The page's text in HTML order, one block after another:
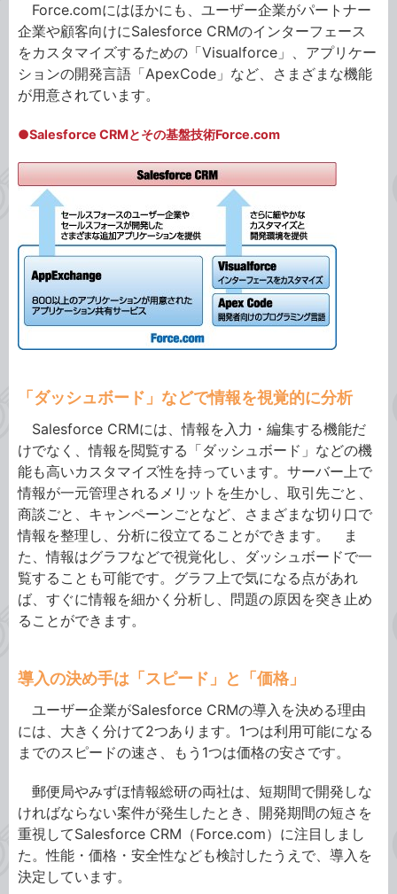
Force.comにはほかにも、ユーザー企業がパートナー
企業や顧客向けにSalesforce CRMのインターフェース
をカスタマイズするための「Visualforce」、アプリケー
ションの開発言語「ApexCode」など、さまざまな機能
が用意されています。
●Salesforce CRMとその基盤技術Force.com
「ダッシュボード」などで情報を視覚的に分析
Salesforce CRMには、情報を入力・編集する機能だ
けでなく、情報を閲覧する「ダッシュボード」などの機
能も高いカスタマイズ性を持っています。サーバー上で
情報が一元管理されるメリットを生かし、取引先ごと、
商談ごと、キャンペーンごとなど、さまざまな切り口で
情報を整理し、分析に役立てることができます。 ま
た、情報はグラフなどで視覚化し、ダッシュボードで一
覧することも可能です。グラフ上で気になる点があれ
ば、すぐに情報を細かく分析し、問題の原因を突き止め
ることができます。
導入の決め手は「スピード」と「価格」
ユーザー企業がSalesforce CRMの導入を決める理由
には、大きく分けて2つあります。1つは利用可能になる
までのスピードの速さ、もう1つは価格の安さです。
郵便局やみずほ情報総研の両社は、短期間で開発しな
ければならない案件が発生したとき、開発期間の短さを
重視してSalesforce CRM（Force.com）に注目しまし
た。性能・価格・安全性なども検討したうえで、導入を
決定しています。